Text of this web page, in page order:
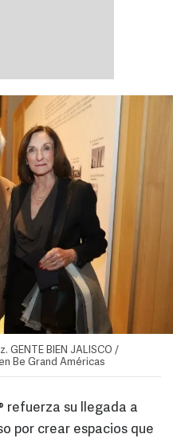
GENTE BIEN JALISCO /
Be Grand Américas
refuerza su llegada a
por crear espacios que